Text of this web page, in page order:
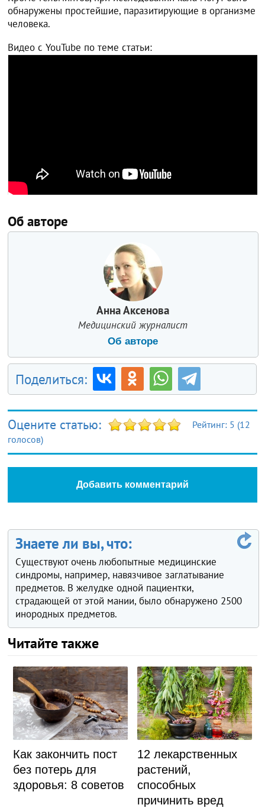
обнаружены простейшие, паразитирующие в организме
человека.
Видео с YouTube по теме статьи:
Об авторе
Анна Аксенова
Медицинский журналист
Об авторе
Поделиться:
Оцените статью: Рейтинг: 5 (12
голосов)
Добавить комментарий
Знаете ли вы, что:
Существуют очень любопытные медицинские
синдромы, например, навязчивое заглатывание
предметов. В желудке одной пациентки,
страдающей от этой мании, было обнаружено 2500
инородных предметов.
Читайте также
Как закончить пост
без потерь для
здоровья: 8 советов
12 лекарственных
растений,
способных
причинить вред